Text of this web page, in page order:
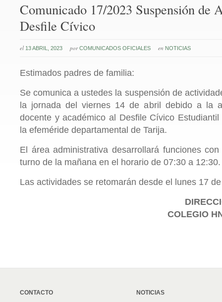
Comunicado 17/2023 Suspensión de
Desfile Cívico
el 13 ABRIL, 2023 por COMUNICADOS OFICIALES en NOTICIAS
Estimados padres de familia:
Se comunica a ustedes la suspensión de
la jornada del viernes 14 de abril debido a la
docente y académico al Desfile Cívico
la efeméride departamental de Tarija.
El área administrativa desarrollará funciones
turno de la mañana en el horario de 07:30 a 12:30.
Las actividades se retomarán desde el lunes 17
COLEGIO
CONTACTO NOTICIAS